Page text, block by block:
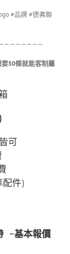
#品牌 #德弗聯
50條就能客制屬
可
件)
~基本報價